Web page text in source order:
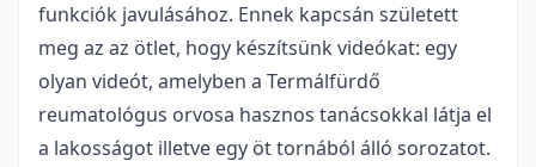
funkciók javulásához. Ennek kapcsán született
meg az az ötlet, hogy készítsünk videókat: egy
olyan videót, amelyben a Termálfürdő
reumatológus orvosa hasznos tanácsokkal látja el
a lakosságot illetve egy öt tornából álló sorozatot.